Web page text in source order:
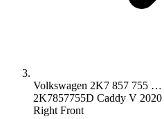
Volkswagen 2K7 857 755 …
2K7857755D Caddy V 2020
Right Front